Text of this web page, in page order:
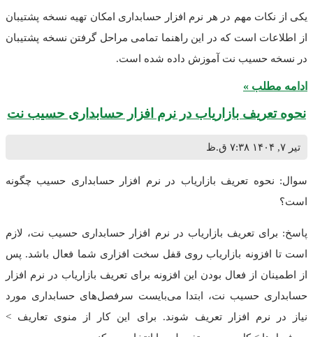
مهم در هر نرم افزار حسابداری امکان تهیه نسخه پشتیبان
است که در این راهنما تمامی مراحل گرفتن نسخه پشتیبان
حسیب نت آموزش داده شده است.
»
بازاریاب در نرم افزار حسابداری حسیب نت
۷:۳۸ ق.ظ
تعریف بازاریاب در نرم افزار حسابداری حسیب چگونه
تعریف بازاریاب در نرم افزار حسابداری حسیب نت، لازم
بازاریاب روی قفل سخت افزاری شما فعال باشد. پس
از فعال بودن این افزونه برای تعریف بازاریاب در نرم افزار
حسیب نت، ابتدا می‌بایست سرفصل‌های حسابداری مورد
نرم افزار تعریف شوند. برای این کار از منوی تعاریف >